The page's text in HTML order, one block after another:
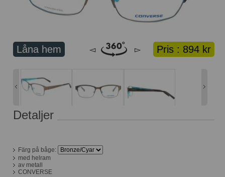
Lånekorg: 0 bågar
Pris : 894 kr
Låna hem ◅ ▻
Detaljer
Färg på båge:
med helram
av metall
CONVERSE